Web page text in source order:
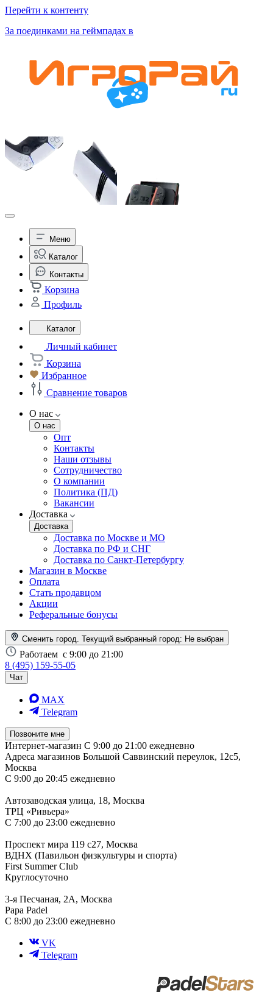
Перейти к контенту
За поединками на геймпадах в
Меню
Каталог
Контакты
Корзина
Профиль
Каталог
Личный кабинет
Корзина
Избранное
Сравнение товаров
О нас
О нас
Опт
Контакты
Наши отзывы
Сотрудничество
О компании
Политика (ПД)
Вакансии
Доставка
Доставка
Доставка по Москве и МО
Доставка по РФ и СНГ
Доставка по Санкт-Петербургу
Магазин в Москве
Оплата
Стать продавцом
Акции
Реферальные бонусы
Сменить город. Текущий выбранный город: Не выбран
Работаем с 9:00 до 21:00
8 (495) 159-55-05
Чат
MAX
Telegram
Позвоните мне
Интернет-магазин С 9:00 до 21:00 ежедневно
Адреса магазинов Большой Саввинский переулок, 12с5,
Москва
С 9:00 до 20:45 ежедневно
Автозаводская улица, 18, Москва
ТРЦ «Ривьера»
С 7:00 до 23:00 ежедневно
Проспект мира 119 с27, Москва
ВДНХ (Павильон физкультуры и спорта)
First Summer Club
Круглосуточно
3-я Песчаная, 2А, Москва
Papa Padel
С 8:00 до 23:00 ежедневно
VK
Telegram